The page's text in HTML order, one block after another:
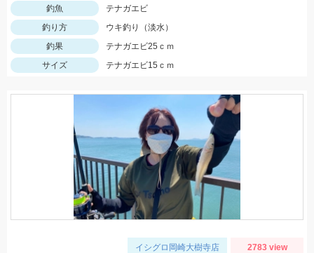
釣魚
テナガエビ
釣り方
ウキ釣り（淡水）
釣果
テナガエビ25ｃｍ
サイズ
テナガエビ15ｃｍ
イシグロ岡崎大樹寺店 2783 view